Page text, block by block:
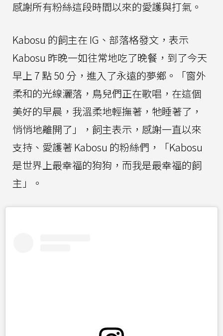
感謝所有粉絲這段時間以來的愛護與打氣。
Kabosu 的飼主在 IG、部落格發文，表示
Kabosu 昨晚一如往常地吃了晚餐，到了今天
早上 7 點 50 分，進入了永遠的夢鄉。「窗外
柔和的光線灑落，鳥兒們正在歌唱，在這個
美好的早晨，我溫柔地輕撫著，牠睡著了，
悄悄地離開了」，飼主表示，感謝一直以來
支持、愛護著 Kabosu 的粉絲們，「Kabosu
是世界上最幸福的狗狗，而我是最幸福的飼
主」。